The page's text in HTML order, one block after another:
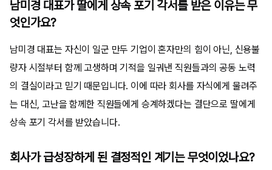
남미경 대표가 딸에게 상속 포기 각서를 받은 이유는 무
엇인가요?
남미경 대표는 자신이 일군 만두 기업이 혼자만의 힘이 아닌, 신용불
량자 시절부터 함께 고생하며 기적을 일궈낸 직원들과의 공동 노력
의 결실이라고 믿기 때문입니다. 이에 따라 회사를 자식에게 물려주
는 대신, 고난을 함께한 직원들에게 승계하겠다는 결단으로 딸에게
상속 포기 각서를 받았습니다.
회사가 급성장하게 된 결정적인 계기는 무엇이었나요?